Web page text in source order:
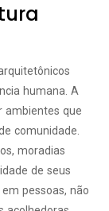
humana. A
ambientes que
comunidade.
moradias
de seus
pessoas, não